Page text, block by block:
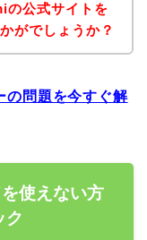
の公式サイトを
がでしょうか？
の問題を今すぐ解
使えない方
ク